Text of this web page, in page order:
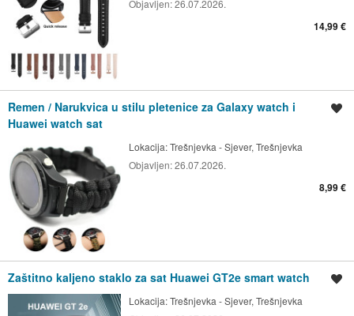
Objavljen:26.07.2026.
14,99 €
Remen / Narukvica u stilu pletenice za Galaxy watch i
Huawei watch sat
Lokacija:Trešnjevka - Sjever, Trešnjevka
Objavljen:26.07.2026.
8,99 €
Zaštitno kaljeno staklo za sat Huawei GT2e smart watch
Lokacija:Trešnjevka - Sjever, Trešnjevka